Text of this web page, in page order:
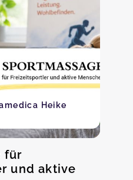
Heike
für
und aktive